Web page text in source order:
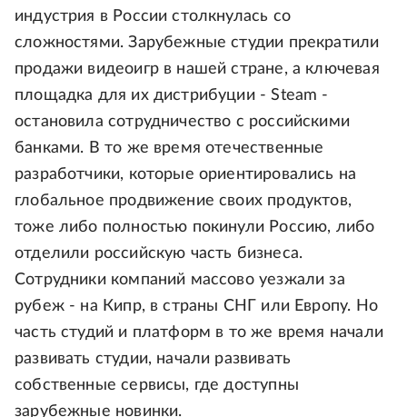
индустрия в России столкнулась со
сложностями. Зарубежные студии прекратили
продажи видеоигр в нашей стране, а ключевая
площадка для их дистрибуции - Steam -
остановила сотрудничество с российскими
банками. В то же время отечественные
разработчики, которые ориентировались на
глобальное продвижение своих продуктов,
тоже либо полностью покинули Россию, либо
отделили российскую часть бизнеса.
Сотрудники компаний массово уезжали за
рубеж - на Кипр, в страны СНГ или Европу. Но
часть студий и платформ в то же время начали
развивать студии, начали развивать
собственные сервисы, где доступны
зарубежные новинки.